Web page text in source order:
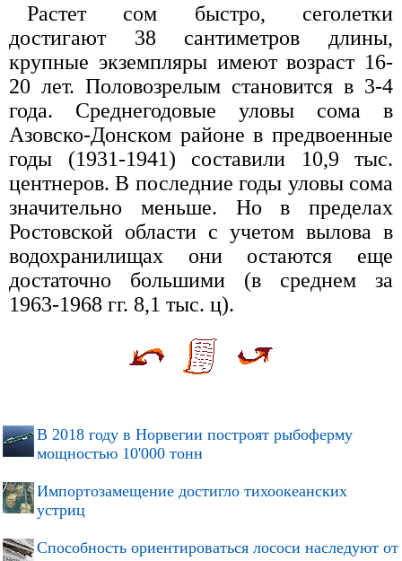
Растет сом быстро, сеголетки
достигают 38 сантиметров длины,
крупные экземпляры имеют возраст 16-
20 лет. Половозрелым становится в 3-4
года. Среднегодовые уловы сома в
Азовско-Донском районе в предвоенные
годы (1931-1941) составили 10,9 тыс.
центнеров. В последние годы уловы сома
значительно меньше. Но в пределах
Ростовской области с учетом вылова в
водохранилищах они остаются еще
достаточно большими (в среднем за
1963-1968 гг. 8,1 тыс. ц).
В 2018 году в Норвегии построят рыбоферму
мощностью 10'000 тонн
Импортозамещение достигло тихоокеанских
устриц
Способность ориентироваться лососи наследуют от